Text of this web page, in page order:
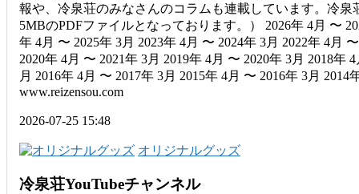
報や、冷泉荘のみなさんのコラムも連載しています。冷
5MBのPDFファイルとなっております。） 2026年 4月 〜
年 4月 〜 2025年 3月 2023年 4月 〜 2024年 3月 2022年 4月
2020年 4月 〜 2021年 3月 2019年 4月 〜 2020年 3月 2018年
月 2016年 4月 〜 2017年 3月 2015年 4月 〜 2016年 3月 2014
www.reizensou.com
2026-07-25 15:48
オリジナルグッズ
冷泉荘YouTubeチャンネル